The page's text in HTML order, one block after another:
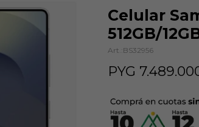
Celular
512GB/
BS32956
PYG